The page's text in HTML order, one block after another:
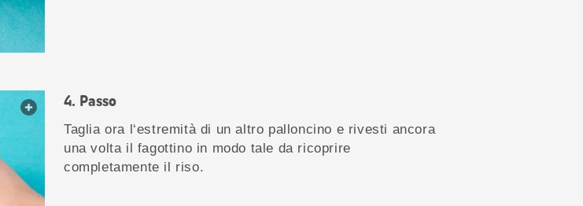
web.lightbox.openLink
Passo
Taglia ora l‘estremità di un altro palloncino e rivesti ancora
una volta il fagottino in modo tale da ricoprire
completamente il riso.